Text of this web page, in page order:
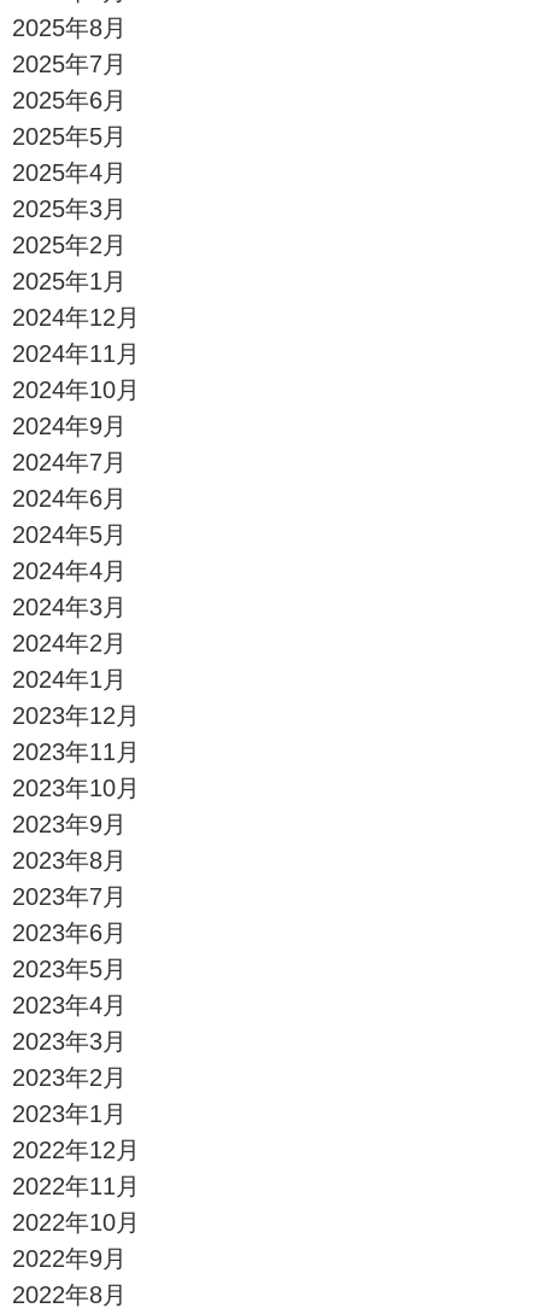
2025年8月
2025年7月
2025年6月
2025年5月
2025年4月
2025年3月
2025年2月
2025年1月
2024年12月
2024年11月
2024年10月
2024年9月
2024年7月
2024年6月
2024年5月
2024年4月
2024年3月
2024年2月
2024年1月
2023年12月
2023年11月
2023年10月
2023年9月
2023年8月
2023年7月
2023年6月
2023年5月
2023年4月
2023年3月
2023年2月
2023年1月
2022年12月
2022年11月
2022年10月
2022年9月
2022年8月